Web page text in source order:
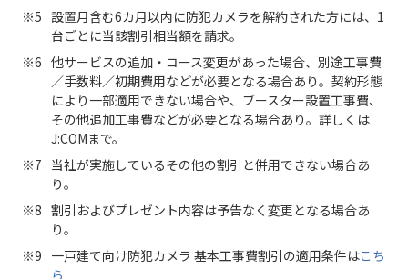
設置月含む6カ月以内に防犯カメラを解約された方には、1
台ごとに当該割引相当額を請求。
他サービスの追加・コース変更があった場合、別途工事費
／手数料／初期費用などが必要となる場合あり。契約形態
により一部適用できない場合や、ブースター設置工事費、
その他追加工事費などが必要となる場合あり。詳しくは
J:COMまで。
当社が実施しているその他の割引と併用できない場合あ
り。
割引およびプレゼント内容は予告なく変更となる場合あ
り。
一戸建て向け防犯カメラ 基本工事費割引の適用条件はこち
ら